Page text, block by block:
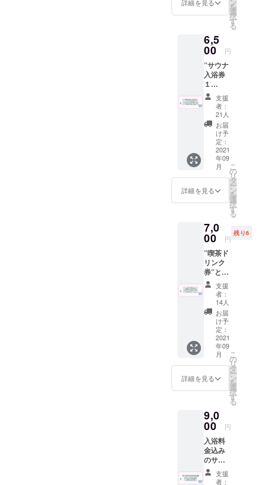
料はプ
ロジェ
ナー負
担とな
りま
す。 て
ぬぐい
につい
て デザ
インを
上堀内
美術
氏
https://t
witter.c
om/mid
uno_m
制作を
かまわ
kamaw
anu.jp
の
江澤氏
にご依
頼させ
て頂き
まし
た。 サ
イズ
33cm×
90cm
綿１０
０％ 日
染めの
ため色
色移り
するこ
とがあ
りま
す。
使って
いくう
ちに落
料はプ
ナー負
担とな
す。 て
ぬぐい
につい
て デザ
インを
上堀内
美術
氏
https://t
witter.c
om/mid
uno_m
e?s=20
制作を
かまわ
kamaw
anu.jp
の
江澤氏
にご依
頼させ
て頂き
まし
た。 サ
イズ
33cm×
90cm
綿１０
０％ 日
染めの
ため色
するこ
とがあ
りま
す。
使って
いくう
ちに落
リンク
のみの
ご注文
に限り
ます。
※有効期
限2022
年８月
末 ※ク
ラファ
ン終了
後順次
発送予
定。 ※
送料は
プロ
ジェク
りま
す。
茶ドリ
ンク
てぬぐ
い”と”
グラ
ス”と"
ポスト
カー
ド"を同
封して
お送り
させて
頂きま
す。 ※
ドリン
ク券は
過去に
使用し
てい
ナ100円
券”を代
用致し
ます。
※ドリン
ク券は
アル
コール
も可
（使用
時に喫
茶での
酒類の
販売が
可能の
場合）
但し未
成年の
のみの
ご注文
に限り
ます。
※有効期
限2022
年９月
末 ※郵
詳細を見る を
選
択
す
る
6,5
00 円
”サウナ
入浴券
１
枚”と”
ドリン
ク券１
枚”とT
シャ
ツ"と"
ポスト
カー
ド"を同
封して
お送り
させて
頂きま
ドリン
ク券は
過去に
使用し
てい
た”サウ
ナ100円
引き
券”を代
用致し
ます。
※ドリン
ク券は
アル
コール
も可
（使用
販売が
可能の
場合）
但し未
成年の
方はソ
フトド
リンク
支援
者：
21人
お届
け予
定：
2021
年09
月
詳細を見る
こ
の
リ
タ
ー
ン
を
選
択
す
る
7,0
00 円
残り6
”喫茶ド
リンク
券”と”T
シャ
ツ”と”
グラ
ス”と"
ポスト
カー
ド"を同
封して
お送り
させて
頂きま
す。 ※
ドリン
過去に
使用し
てい
た”サウ
ナ100円
引き
券”を代
用致し
支援
者：
14人
お届
け予
定：
2021
年09
月
詳細を見る
こ
の
リ
タ
ー
ン
を
選
択
す
る
9,0
00 円
入浴料
金込み
のサウ
ナ値引
きの回
支援
者：